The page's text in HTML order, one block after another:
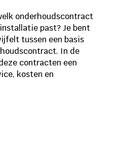
onderhoudscontract
past? Je bent
tussen een basis
In de
contracten een
kosten en